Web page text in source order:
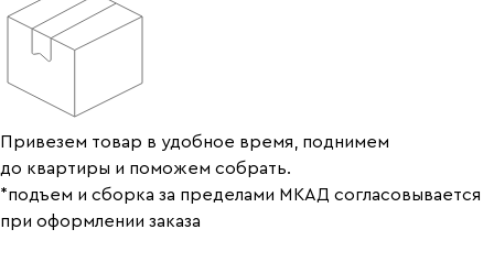
Привезем товар в удобное время, поднимем
до квартиры и поможем собрать.
*подъем и сборка за пределами МКАД согласовывается
при оформлении заказа